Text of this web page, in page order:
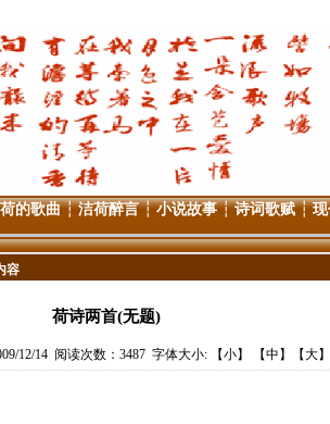
荷的歌曲 ┆ 洁荷醉言 ┆ 小说故事 ┆ 诗词歌赋 ┆
容
荷诗两首(无题)
12/14 阅读次数：3487 字体大小: 【小】 【中 】【大】